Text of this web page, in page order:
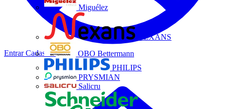
Miguélez
NEXANS
OBO Bettermann
PHILIPS
PRYSMIAN
Salicru
EntrarCadastrar